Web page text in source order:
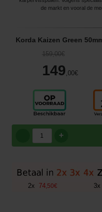
de markt en vooral de
Korda Kaizen Green
159,00€
149 ,00€
+
2x 74, 50€ 3x